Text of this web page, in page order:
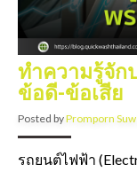
ทำความรู้จัก
ข้อดี-ข้อเสีย
Posted byPromporn Suw
รถยนต์ไฟฟ้า